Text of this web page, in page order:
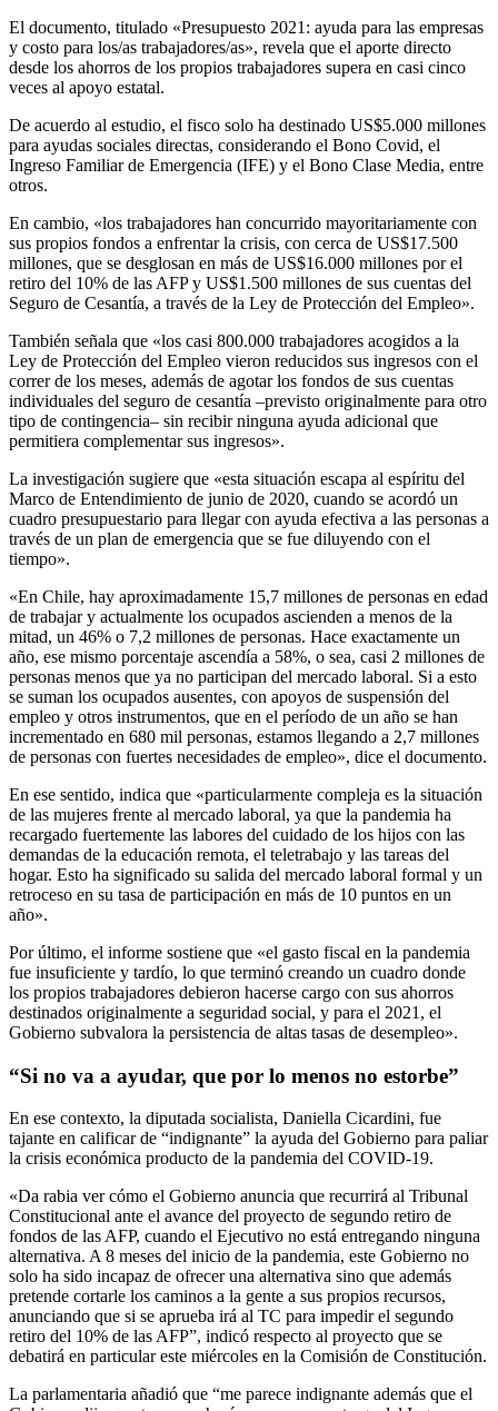
El documento, titulado «Presupuesto 2021: ayuda para las empresas
y costo para los/as trabajadores/as», revela que el aporte directo
desde los ahorros de los propios trabajadores supera en casi cinco
veces al apoyo estatal.
De acuerdo al estudio, el fisco solo ha destinado US$5.000 millones
para ayudas sociales directas, considerando el Bono Covid, el
Ingreso Familiar de Emergencia (IFE) y el Bono Clase Media, entre
otros.
En cambio, «los trabajadores han concurrido mayoritariamente con
sus propios fondos a enfrentar la crisis, con cerca de US$17.500
millones, que se desglosan en más de US$16.000 millones por el
retiro del 10% de las AFP y US$1.500 millones de sus cuentas del
Seguro de Cesantía, a través de la Ley de Protección del Empleo».
También señala que «los casi 800.000 trabajadores acogidos a la
Ley de Protección del Empleo vieron reducidos sus ingresos con el
correr de los meses, además de agotar los fondos de sus cuentas
individuales del seguro de cesantía –previsto originalmente para otro
tipo de contingencia– sin recibir ninguna ayuda adicional que
permitiera complementar sus ingresos».
La investigación sugiere que «esta situación escapa al espíritu del
Marco de Entendimiento de junio de 2020, cuando se acordó un
cuadro presupuestario para llegar con ayuda efectiva a las personas a
través de un plan de emergencia que se fue diluyendo con el
tiempo».
«En Chile, hay aproximadamente 15,7 millones de personas en edad
de trabajar y actualmente los ocupados ascienden a menos de la
mitad, un 46% o 7,2 millones de personas. Hace exactamente un
año, ese mismo porcentaje ascendía a 58%, o sea, casi 2 millones de
personas menos que ya no participan del mercado laboral. Si a esto
se suman los ocupados ausentes, con apoyos de suspensión del
empleo y otros instrumentos, que en el período de un año se han
incrementado en 680 mil personas, estamos llegando a 2,7 millones
de personas con fuertes necesidades de empleo», dice el documento.
En ese sentido, indica que «particularmente compleja es la situación
de las mujeres frente al mercado laboral, ya que la pandemia ha
recargado fuertemente las labores del cuidado de los hijos con las
demandas de la educación remota, el teletrabajo y las tareas del
hogar. Esto ha significado su salida del mercado laboral formal y un
retroceso en su tasa de participación en más de 10 puntos en un
año».
Por último, el informe sostiene que «el gasto fiscal en la pandemia
fue insuficiente y tardío, lo que terminó creando un cuadro donde
los propios trabajadores debieron hacerse cargo con sus ahorros
destinados originalmente a seguridad social, y para el 2021, el
Gobierno subvalora la persistencia de altas tasas de desempleo».
“Si no va a ayudar, que por lo menos no estorbe”
En ese contexto, la diputada socialista, Daniella Cicardini, fue
tajante en calificar de “indignante” la ayuda del Gobierno para paliar
la crisis económica producto de la pandemia del COVID-19.
«Da rabia ver cómo el Gobierno anuncia que recurrirá al Tribunal
Constitucional ante el avance del proyecto de segundo retiro de
fondos de las AFP, cuando el Ejecutivo no está entregando ninguna
alternativa. A 8 meses del inicio de la pandemia, este Gobierno no
solo ha sido incapaz de ofrecer una alternativa sino que además
pretende cortarle los caminos a la gente a sus propios recursos,
anunciando que si se aprueba irá al TC para impedir el segundo
retiro del 10% de las AFP”, indicó respecto al proyecto que se
debatirá en particular este miércoles en la Comisión de Constitución.
La parlamentaria añadió que “me parece indignante además que el